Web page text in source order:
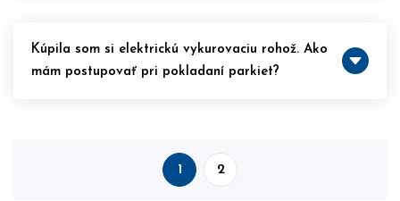
Kúpila som si elektrickú vykurovaciu rohož. Ako
mám postupovať pri pokladaní parkiet?
1 2